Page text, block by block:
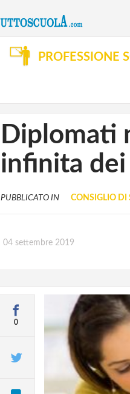
PROFESSIONE
Diplomati
infinita dei
PUBBLICATO IN CONSIGLIO DI
04 settembre 2019
0